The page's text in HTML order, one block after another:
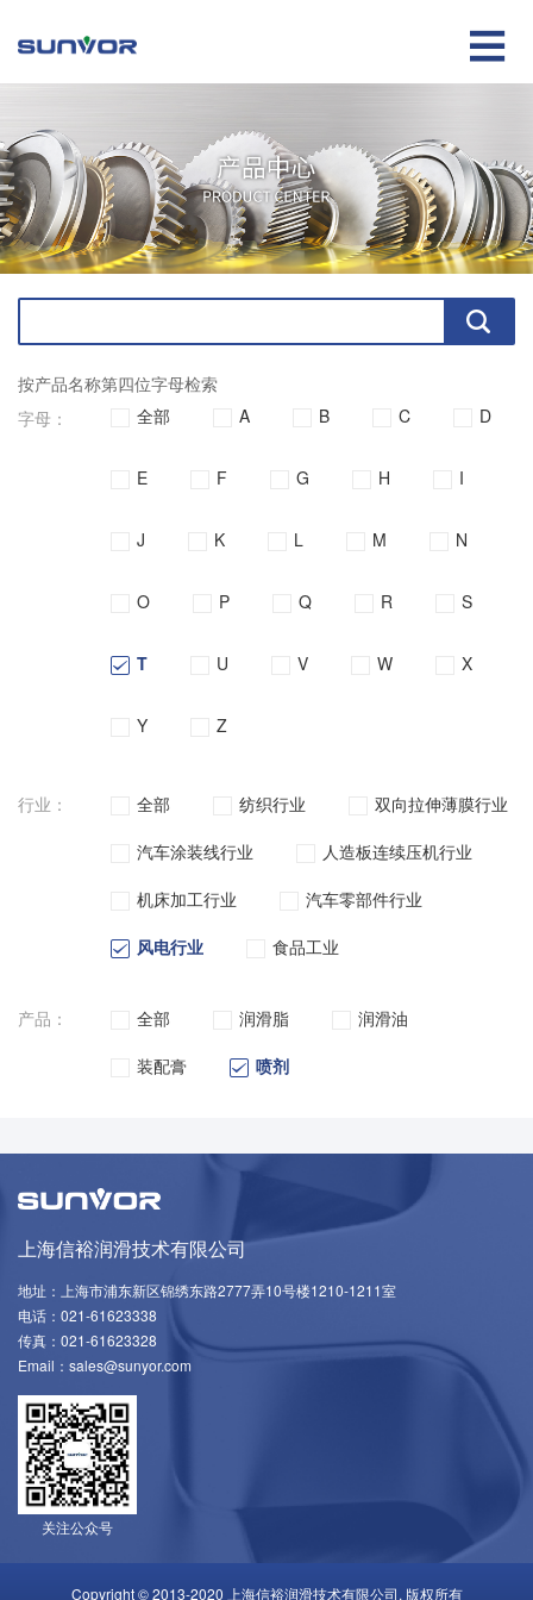

按产品名称第四位字母检索
字母：
全部 A B C D
E F G H I
J K L M N
O P Q R S
T U V W X
Y Z
行业： 全部 纺织行业
双向拉伸薄膜行业
汽车涂装线行业
人造板连续压机行业
机床加工行业
汽车零部件行业
风电行业
食品工业
产品： 全部 润滑脂
润滑油
装配膏
喷剂
上海信裕润滑技术有限公司
地址：上海市浦东新区锦绣东路2777弄10号楼1210-1211室
电话：021-61623338
传真：021-61623328
Email：sales@sunyor.com
关注公众号
Copyright © 2013-2020 上海信裕润滑技术有限公司. 版权所有